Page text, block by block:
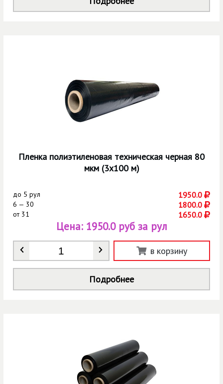
Пленка полиэтиленовая техническая черная 80
мкм (3х100 м)
до 5 рул 1950.0
6 — 30 1800.0
от31 1650.0
Количество
Цена: 1950.0 руб за рул
в корзину
Подробнее